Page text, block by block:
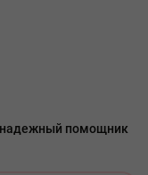
помощник